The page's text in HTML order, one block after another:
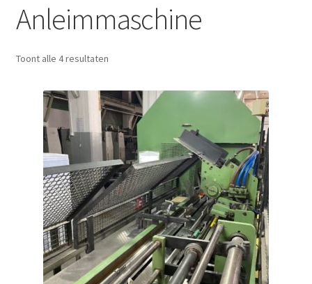
Zoekopdracht
Anleimmaschine
Toont alle 4 resultaten